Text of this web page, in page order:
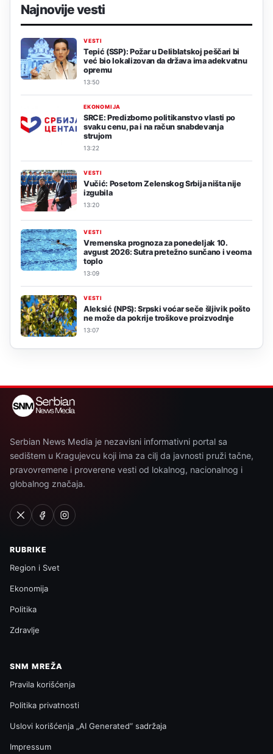
Najnovije vesti
VESTI
Tepić (SSP): Požar u Deliblatskoj peščari bi
već bio lokalizovan da država ima adekvatnu
opremu
13:50
EKONOMIJA
SRCE: Predizborno politikanstvo vlasti po
svaku cenu, pa i na račun snabdevanja
strujom
13:22
VESTI
Vučić: Posetom Zelenskog Srbija ništa nije
izgubila
13:20
VESTI
Vremenska prognoza za ponedeljak 10.
avgust 2026: Sutra pretežno sunčano i veoma
toplo
13:09
VESTI
Aleksić (NPS): Srpski voćar seče šljivik pošto
ne može da pokrije troškove proizvodnje
13:07
Serbian News Media je nezavisni informativni portal sa
sedištem u Kragujevcu koji ima za cilj da javnosti pruži tačne,
pravovremene i proverene vesti od lokalnog, nacionalnog i
globalnog značaja.
RUBRIKE
Region i Svet
Ekonomija
Politika
Zdravlje
SNM MREŽA
Pravila korišćenja
Politika privatnosti
Uslovi korišćenja „AI Generated“ sadržaja
Impressum